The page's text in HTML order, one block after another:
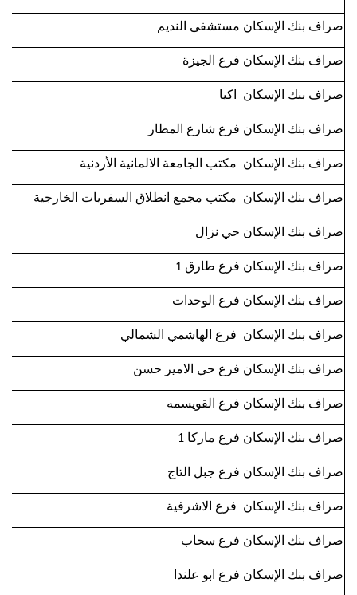
صراف بنك الإسكان مستشفى النديم
صراف بنك الإسكان فرع الجيزة
صراف بنك الإسكان اكيا
صراف بنك الإسكان فرع شارع المطار
صراف بنك الإسكان مكتب الجامعة الالمانية الأردنية
صراف بنك الإسكان مكتب مجمع انطلاق السفريات الخارجية
صراف بنك الإسكان حي نزال
صراف بنك الإسكان فرع طارق 1
صراف بنك الإسكان فرع الوحدات
صراف بنك الإسكان فرع الهاشمي الشمالي
صراف بنك الإسكان فرع حي الامير حسن
صراف بنك الإسكان فرع القويسمه
صراف بنك الإسكان فرع ماركا 1
صراف بنك الإسكان فرع جبل التاج
صراف بنك الإسكان فرع الاشرفية
صراف بنك الإسكان فرع سحاب
صراف بنك الإسكان فرع ابو علندا